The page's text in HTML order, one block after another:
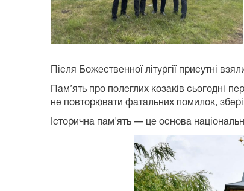
Після Божественної літургії присутні
Пам’ять про полеглих козаків сьогодні
не повторювати фатальних помилок,
Історична пам'ять — це основа